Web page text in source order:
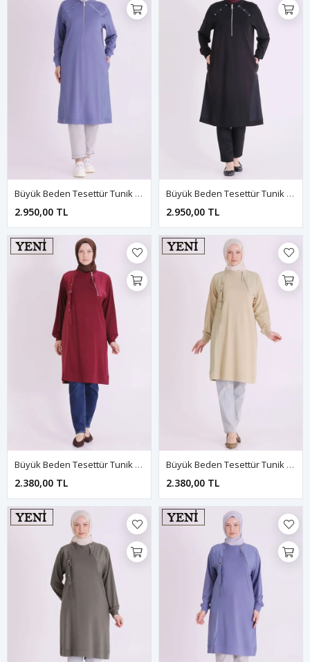
Büyük Beden Tesettür Tunik 2078 Morcivert
2.950,00 TL
Büyük Beden Tesettür Tunik 2078 Siyah
2.950,00 TL
Büyük Beden Tesettür Tunik 2079 Bordo
2.380,00 TL
Büyük Beden Tesettür Tunik 2079 Ihlamur
2.380,00 TL